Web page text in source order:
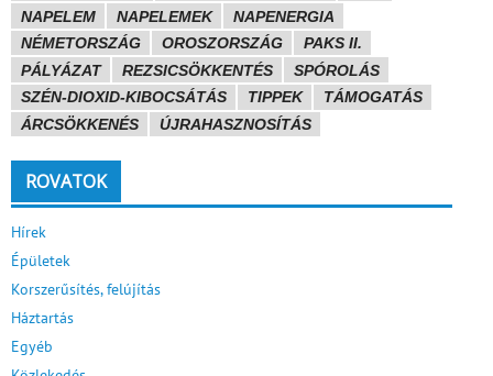
NAPELEM
NAPELEMEK
NAPENERGIA
NÉMETORSZÁG
OROSZORSZÁG
PAKS II.
PÁLYÁZAT
REZSICSÖKKENTÉS
SPÓROLÁS
SZÉN-DIOXID-KIBOCSÁTÁS
TIPPEK
TÁMOGATÁS
ÁRCSÖKKENÉS
ÚJRAHASZNOSÍTÁS
ROVATOK
Hírek
Épületek
Korszerűsítés, felújítás
Háztartás
Egyéb